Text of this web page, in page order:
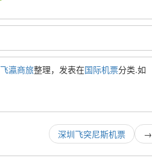
飞瀛商旅整理，发表在国际机票分类.如
→
深圳飞突尼斯机票